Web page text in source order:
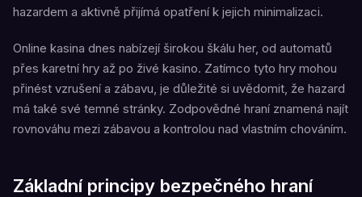
hazardem a aktivně přijímá opatření k jejich minimalizaci.
Online kasina dnes nabízejí širokou škálu her, od automatů
přes karetní hry až po živé kasino. Zatímco tyto hry mohou
přinést vzrušení a zábavu, je důležité si uvědomit, že hazard
má také své temné stránky. Zodpovědné hraní znamená najít
rovnováhu mezi zábavou a kontrolou nad vlastním chováním.
Základní principy bezpečného hraní